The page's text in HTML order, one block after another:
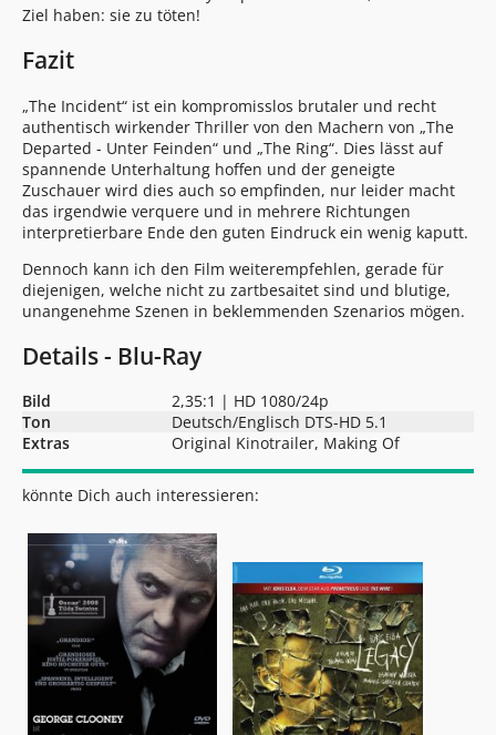
Ziel haben: sie zu töten!
Fazit
„The Incident“ ist ein kompromisslos brutaler und recht
authentisch wirkender Thriller von den Machern von „The
Departed - Unter Feinden“ und „The Ring“. Dies lässt auf
spannende Unterhaltung hoffen und der geneigte
Zuschauer wird dies auch so empfinden, nur leider macht
das irgendwie verquere und in mehrere Richtungen
interpretierbare Ende den guten Eindruck ein wenig kaputt.
Dennoch kann ich den Film weiterempfehlen, gerade für
diejenigen, welche nicht zu zartbesaitet sind und blutige,
unangenehme Szenen in beklemmenden Szenarios mögen.
Details - Blu-Ray
Bild
2,35:1 | HD 1080/24p
Ton
Deutsch/Englisch DTS-HD 5.1
Extras
Original Kinotrailer, Making Of
könnte Dich auch interessieren: